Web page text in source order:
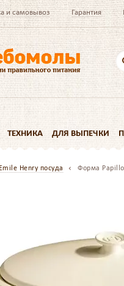
и самовывоз Гарантия
ТЕХНИКА ДЛЯ ВЫПЕЧКИ
Emile Henry посуда Форма